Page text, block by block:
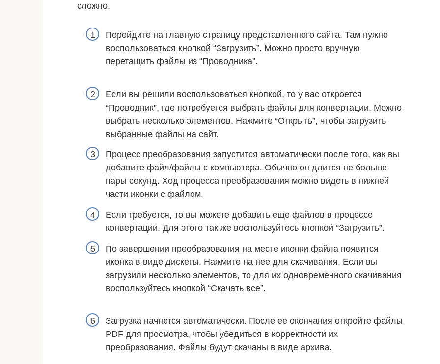
сложно.
Перейдите на главную страницу представленного сайта. Там нужно
воспользоваться кнопкой “Загрузить”. Можно просто вручную
перетащить файлы из “Проводника”.
Если вы решили воспользоваться кнопкой, то у вас откроется
“Проводник”, где потребуется выбрать файлы для конвертации. Можно
выбрать несколько элементов. Нажмите “Открыть”, чтобы загрузить
выбранные файлы на сайт.
Процесс преобразования запустится автоматически после того, как вы
добавите файл/файлы с компьютера. Обычно он длится не больше
пары секунд. Ход процесса преобразования можно видеть в нижней
части иконки с файлом.
Если требуется, то вы можете добавить еще файлов в процессе
конвертации. Для этого так же воспользуйтесь кнопкой “Загрузить”.
По завершении преобразования на месте иконки файла появится
иконка в виде дискеты. Нажмите на нее для скачивания. Если вы
загрузили несколько элементов, то для их одновременного скачивания
воспользуйтесь кнопкой “Скачать все”.
Загрузка начнется автоматически. После ее окончания откройте файлы
PDF для просмотра, чтобы убедиться в корректности их
преобразования. Файлы будут скачаны в виде архива.